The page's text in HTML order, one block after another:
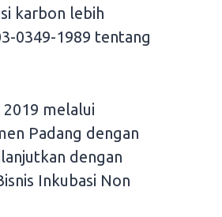
karbon lebih
0349-1989 tentang
melalui
Padang dengan
dengan
Inkubasi Non